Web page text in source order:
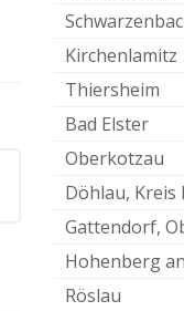
Kirchenlamitz
Thiersheim
Bad Elster
Oberkotzau
Döhlau, Kreis
Gattendorf,
Hohenberg
Röslau